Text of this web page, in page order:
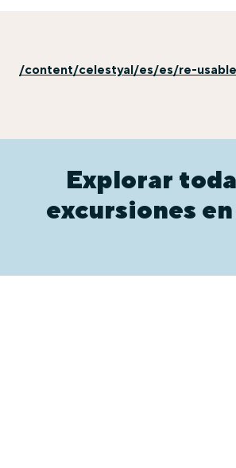
/content/celestyal/es/es/re-
Explorar
excursiones